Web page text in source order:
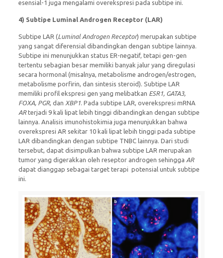
esensial-1 juga mengalami overekspresi pada subtipe ini.
4) Subtipe Luminal Androgen Receptor (LAR)
Subtipe LAR (Luminal Androgen Receptor) merupakan subtipe
yang sangat diferensial dibandingkan dengan subtipe lainnya.
Subtipe ini menunjukkan status ER-negatif, tetapi gen-gen
tertentu sebagian besar memiliki banyak jalur yang diregulasi
secara hormonal (misalnya, metabolisme androgen/estrogen,
metabolisme porfirin, dan sintesis steroid). Subtipe LAR
memiliki profil ekspresi gen yang melibatkan ESR1, GATA3,
FOXA, PGR, dan XBP1. Pada subtipe LAR, overekspresi mRNA
ARterjadi 9 kali lipat lebih tinggi dibandingkan dengan subtipe
lainnya. Analisis imunohistokimia juga menunjukkan bahwa
overekspresi AR sekitar 10 kali lipat lebih tinggi pada subtipe
LAR dibandingkan dengan subtipe TNBC lainnya. Dari studi
tersebut, dapat disimpulkan bahwa subtipe LAR merupakan
tumor yang digerakkan oleh reseptor androgen sehingga AR
dapat dianggap sebagai target terapi potensial untuk subtipe
ini.